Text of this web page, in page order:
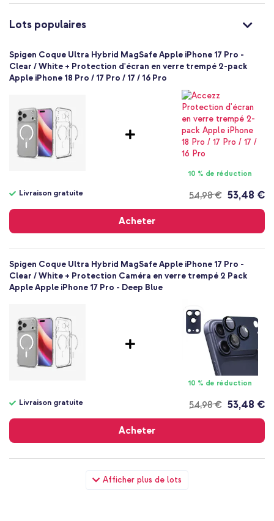
8800283314786
Spigen
Plastique
Apple
Arrière & latérale
100
Lots populaires
Afficher plus de lots
Spigen Coque Ultra Hybrid MagSafe Apple iPhone 17 Pro -
Clear / White + Protection d'écran en verre trempé 2-pack
Apple iPhone 18 Pro / 17 Pro / 17 / 16 Pro
10 % de réduction
54,98 €
Livraison gratuite 53,48 €
Acheter
gratuite
Spigen Coque Ultra Hybrid MagSafe Apple iPhone 17 Pro -
Clear / White + Protection Caméra en verre trempé 2 Pack
Apple Apple iPhone 17 Pro - Deep Blue
10 % de réduction
54,98 €
Livraison gratuite 53,48 €
Acheter
gratuite
Spigen Coque Ultra Hybrid MagSafe Apple iPhone 17 Pro -
Clear / White + Wall Charger - Chargeur - Connexion USB-C et